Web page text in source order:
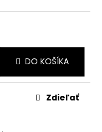
DO KOŠÍKA
Zdieľať